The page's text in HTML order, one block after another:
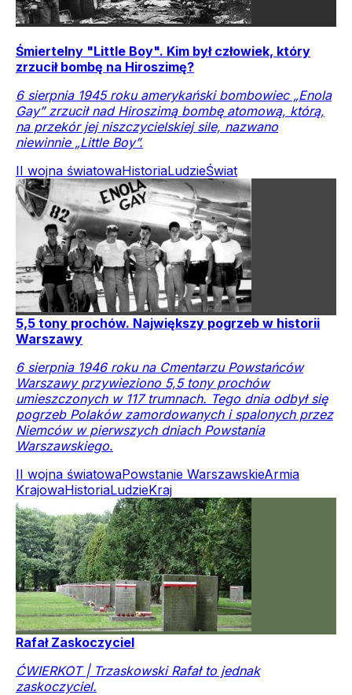
Śmiertelny "Little Boy". Kim był człowiek, który
zrzucił bombę na Hiroszimę?
6 sierpnia 1945 roku amerykański bombowiec „Enola
Gay” zrzucił nad Hiroszimą bombę atomową, którą,
na przekór jej niszczycielskiej sile, nazwano
niewinnie „Little Boy”.
II wojna światowaHistoriaLudzieŚwiat
5,5 tony prochów. Największy pogrzeb w historii
Warszawy
6 sierpnia 1946 roku na Cmentarzu Powstańców
Warszawy przywieziono 5,5 tony prochów
umieszczonych w 117 trumnach. Tego dnia odbył się
pogrzeb Polaków zamordowanych i spalonych przez
Niemców w pierwszych dniach Powstania
Warszawskiego.
II wojna światowaPowstanie WarszawskieArmia
KrajowaHistoriaLudzieKraj
Rafał Zaskoczyciel
ĆWIERKOT | Trzaskowski Rafał to jednak
zaskoczyciel.